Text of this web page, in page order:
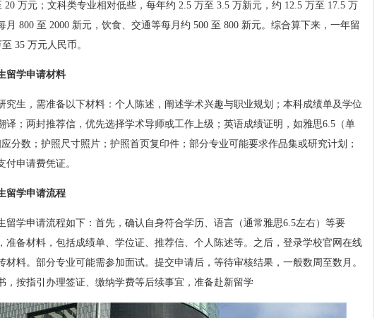
20 万元；文科类专业相对低些，每年约 2.5 万至 3.5 万新元，约 12.5 万至 17.5 万
月 800 至 2000 新元，饮食、交通等每月约 500 至 800 新元。综合算下来，一年留
35 万元人民币。
留学申请材料
究生，需准备以下材料：个人陈述，阐述学术兴趣与职业规划；本科成绩单及学位
译；两封推荐信，优先选择学术导师或工作上级；英语成绩证明，如雅思6.5（单
分数；护照尺寸照片；护照首页复印件；部分专业可能要求作品集或研究计划；
付申请费凭证。
留学申请流程
留学申请流程如下：首先，确认自身符合学历、语言（通常雅思6.5左右）等要
准备材料，包括成绩单、学位证、推荐信、个人陈述等。之后，登录学校官网在线
材料。部分专业可能需参加面试。提交申请后，等待审核结果，一般数周至数月。
，按指引办理签证、缴纳学费等后续事宜，准备赴新留学